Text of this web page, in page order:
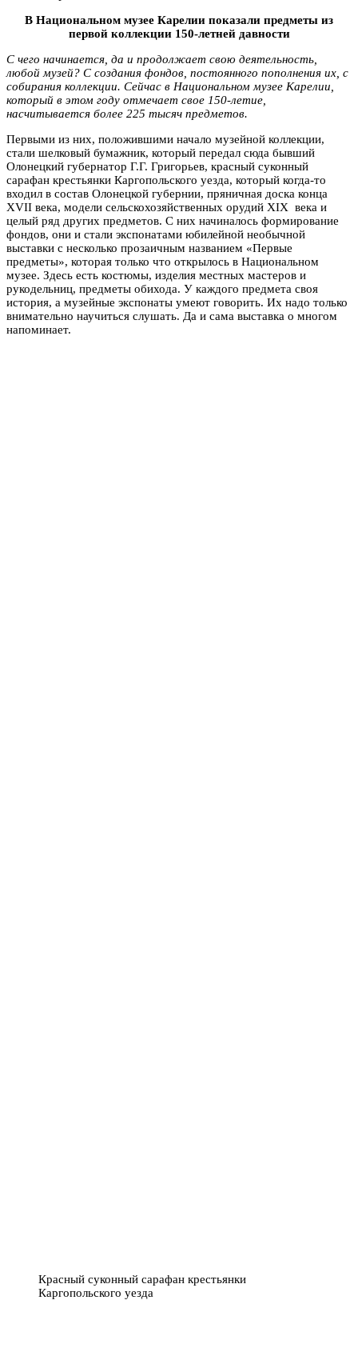
В Национальном музее Карелии показали предметы из
первой коллекции 150-летней давности
С чего начинается, да и продолжает свою деятельность,
любой музей? С создания фондов, постоянного пополнения их, с
собирания коллекции. Сейчас в Национальном музее Карелии,
который в этом году отмечает свое 150-летие,
насчитывается более 225 тысяч предметов.
Первыми из них, положившими начало музейной коллекции,
стали шелковый бумажник, который передал сюда бывший
Олонецкий губернатор Г.Г. Григорьев, красный суконный
сарафан крестьянки Каргопольского уезда, который когда-то
входил в состав Олонецкой губернии, пряничная доска конца
XVII века, модели сельскохозяйственных орудий XIX века и
целый ряд других предметов. С них начиналось формирование
фондов, они и стали экспонатами юбилейной необычной
выставки с несколько прозаичным названием «Первые
предметы», которая только что открылось в Национальном
музее. Здесь есть костюмы, изделия местных мастеров и
рукодельниц, предметы обихода. У каждого предмета своя
история, а музейные экспонаты умеют говорить. Их надо только
внимательно научиться слушать. Да и сама выставка о многом
напоминает.
Красный суконный сарафан крестьянки
Каргопольского уезда